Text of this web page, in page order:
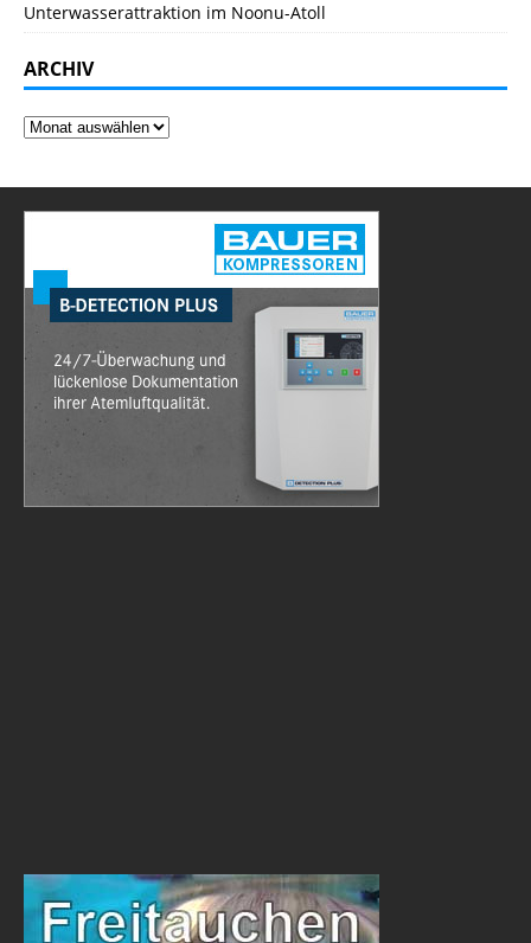
Unterwasserattraktion im Noonu-Atoll
ARCHIV